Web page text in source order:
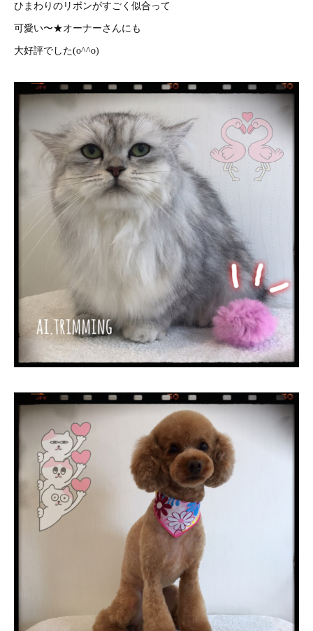
ひまわりのリボンがすごく似合って
可愛い〜★オーナーさんにも
大好評でした(o^^o)